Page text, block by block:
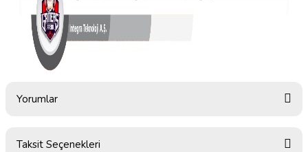
Yorumlar
Taksit Seçenekleri